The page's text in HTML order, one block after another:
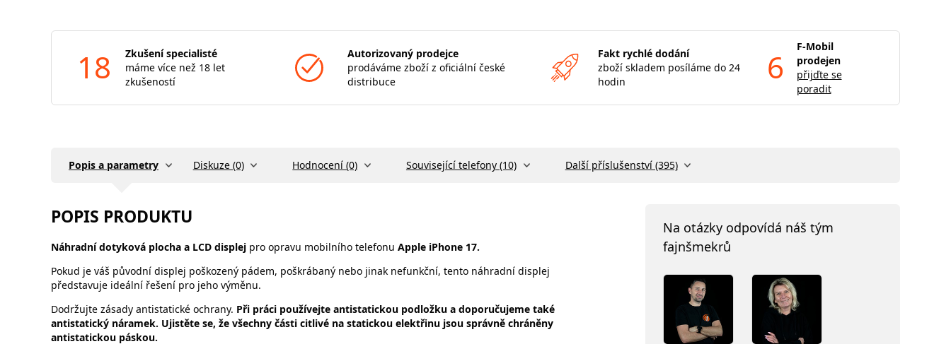
18
Zkušení specialisté
máme více než 18 let
zkušeností
Autorizovaný prodejce
prodáváme zboží z oficiální české
distribuce
Fakt rychlé dodání
zboží skladem posíláme do 24
hodin
6
F-Mobil
prodejen
přijďte se
poradit
Popis a parametry Diskuze (0) Hodnocení (0) Související telefony (10) Další příslušenství (395)
POPIS PRODUKTU
Náhradní dotyková plocha a LCD displej pro opravu mobilního telefonu Apple iPhone 17.
Pokud je váš původní displej poškozený pádem, poškrábaný nebo jinak nefunkční, tento náhradní displej
představuje ideální řešení pro jeho výměnu.
Dodržujte zásady antistatické ochrany. Při práci používejte antistatickou podložku a doporučujeme také
antistatický náramek. Ujistěte se, že všechny části citlivé na statickou elektřinu jsou správně chráněny
antistatickou páskou.
Na otázky odpovídá náš tým
fajnšmekrů